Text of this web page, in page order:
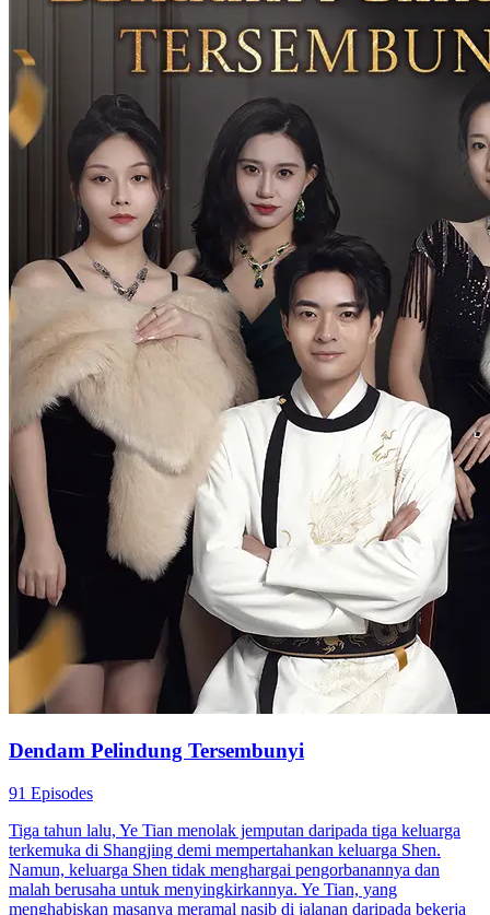
Dendam Pelindung Tersembunyi
91 Episodes
Tiga tahun lalu, Ye Tian menolak jemputan daripada tiga keluarga
terkemuka di Shangjing demi mempertahankan keluarga Shen.
Namun, keluarga Shen tidak menghargai pengorbanannya dan
malah berusaha untuk menyingkirkannya. Ye Tian, yang
menghabiskan masanya meramal nasib di jalanan daripada bekerja